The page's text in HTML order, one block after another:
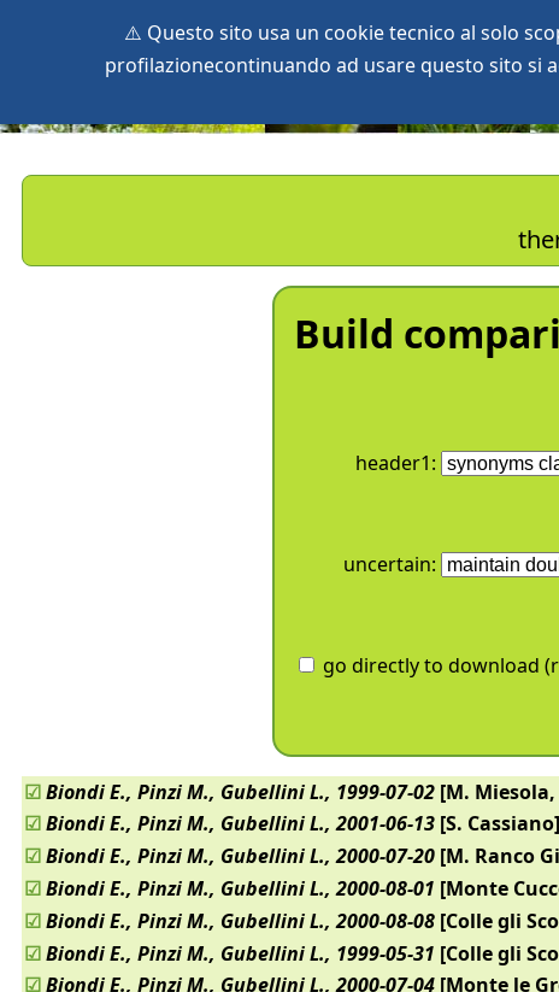
⚠️ Questo sito usa un cookie tecnico al solo
profilazionecontinuando ad usare questo sito si
Build
header1:
uncertain:
go directly to download
☑ Biondi E., Pinzi M., Gubellini L., 1999-07-02[M. Miesola,
☑ Biondi E., Pinzi M., Gubellini L., 2001-06-13[S. Cassiano]
☑ Biondi E., Pinzi M., Gubellini L., 2000-07-20[M. Ranco
☑ Biondi E., Pinzi M., Gubellini L., 2000-08-01 [Monte
☑ Biondi E., Pinzi M., Gubellini L., 2000-08-08[Colle gli
☑ Biondi E., Pinzi M., Gubellini L., 1999-05-31 [Colle gli
☑ Biondi E., Pinzi M., Gubellini L., 2000-07-04[Monte le